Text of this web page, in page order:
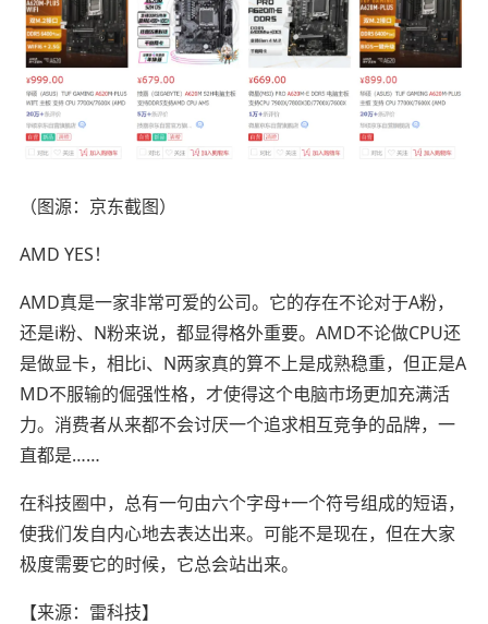
（图源：京东截图）
AMD YES！
AMD真是一家非常可爱的公司。它的存在不论对于A粉，
还是i粉、N粉来说，都显得格外重要。AMD不论做CPU还
是做显卡，相比i、N两家真的算不上是成熟稳重，但正是A
MD不服输的倔强性格，才使得这个电脑市场更加充满活
力。消费者从来都不会讨厌一个追求相互竞争的品牌，一
直都是……
在科技圈中，总有一句由六个字母+一个符号组成的短语，
使我们发自内心地去表达出来。可能不是现在，但在大家
极度需要它的时候，它总会站出来。
【来源：雷科技】